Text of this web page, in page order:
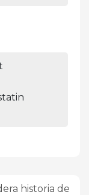
historia de